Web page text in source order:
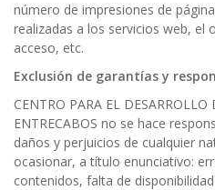
número de impresiones de
realizadas a los servicios web, el
acceso, etc.
Exclusión de garantías y
CENTRO PARA EL DESARROLLO
ENTRECABOS no se hace
daños y perjuicios de cualquier
ocasionar, a título enunciativo:
contenidos, falta de